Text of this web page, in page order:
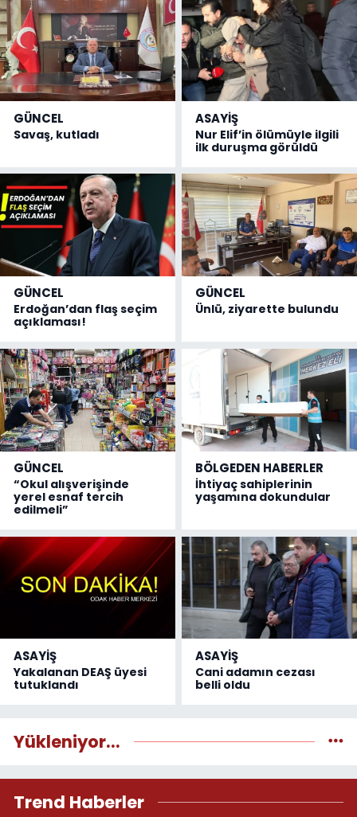
GÜNCEL
Savaş, kutladı
ASAYİŞ
Nur Elif’in ölümüyle ilgili
ilk duruşma görüldü
GÜNCEL
Erdoğan’dan flaş seçim
açıklaması!
GÜNCEL
Ünlü, ziyarette bulundu
GÜNCEL
“Okul alışverişinde
yerel esnaf tercih
edilmeli”
BÖLGEDEN HABERLER
İhtiyaç sahiplerinin
yaşamına dokundular
ASAYİŞ
Yakalanan DEAŞ üyesi
tutuklandı
ASAYİŞ
Cani adamın cezası
belli oldu
Yükleniyor...
Trend Haberler